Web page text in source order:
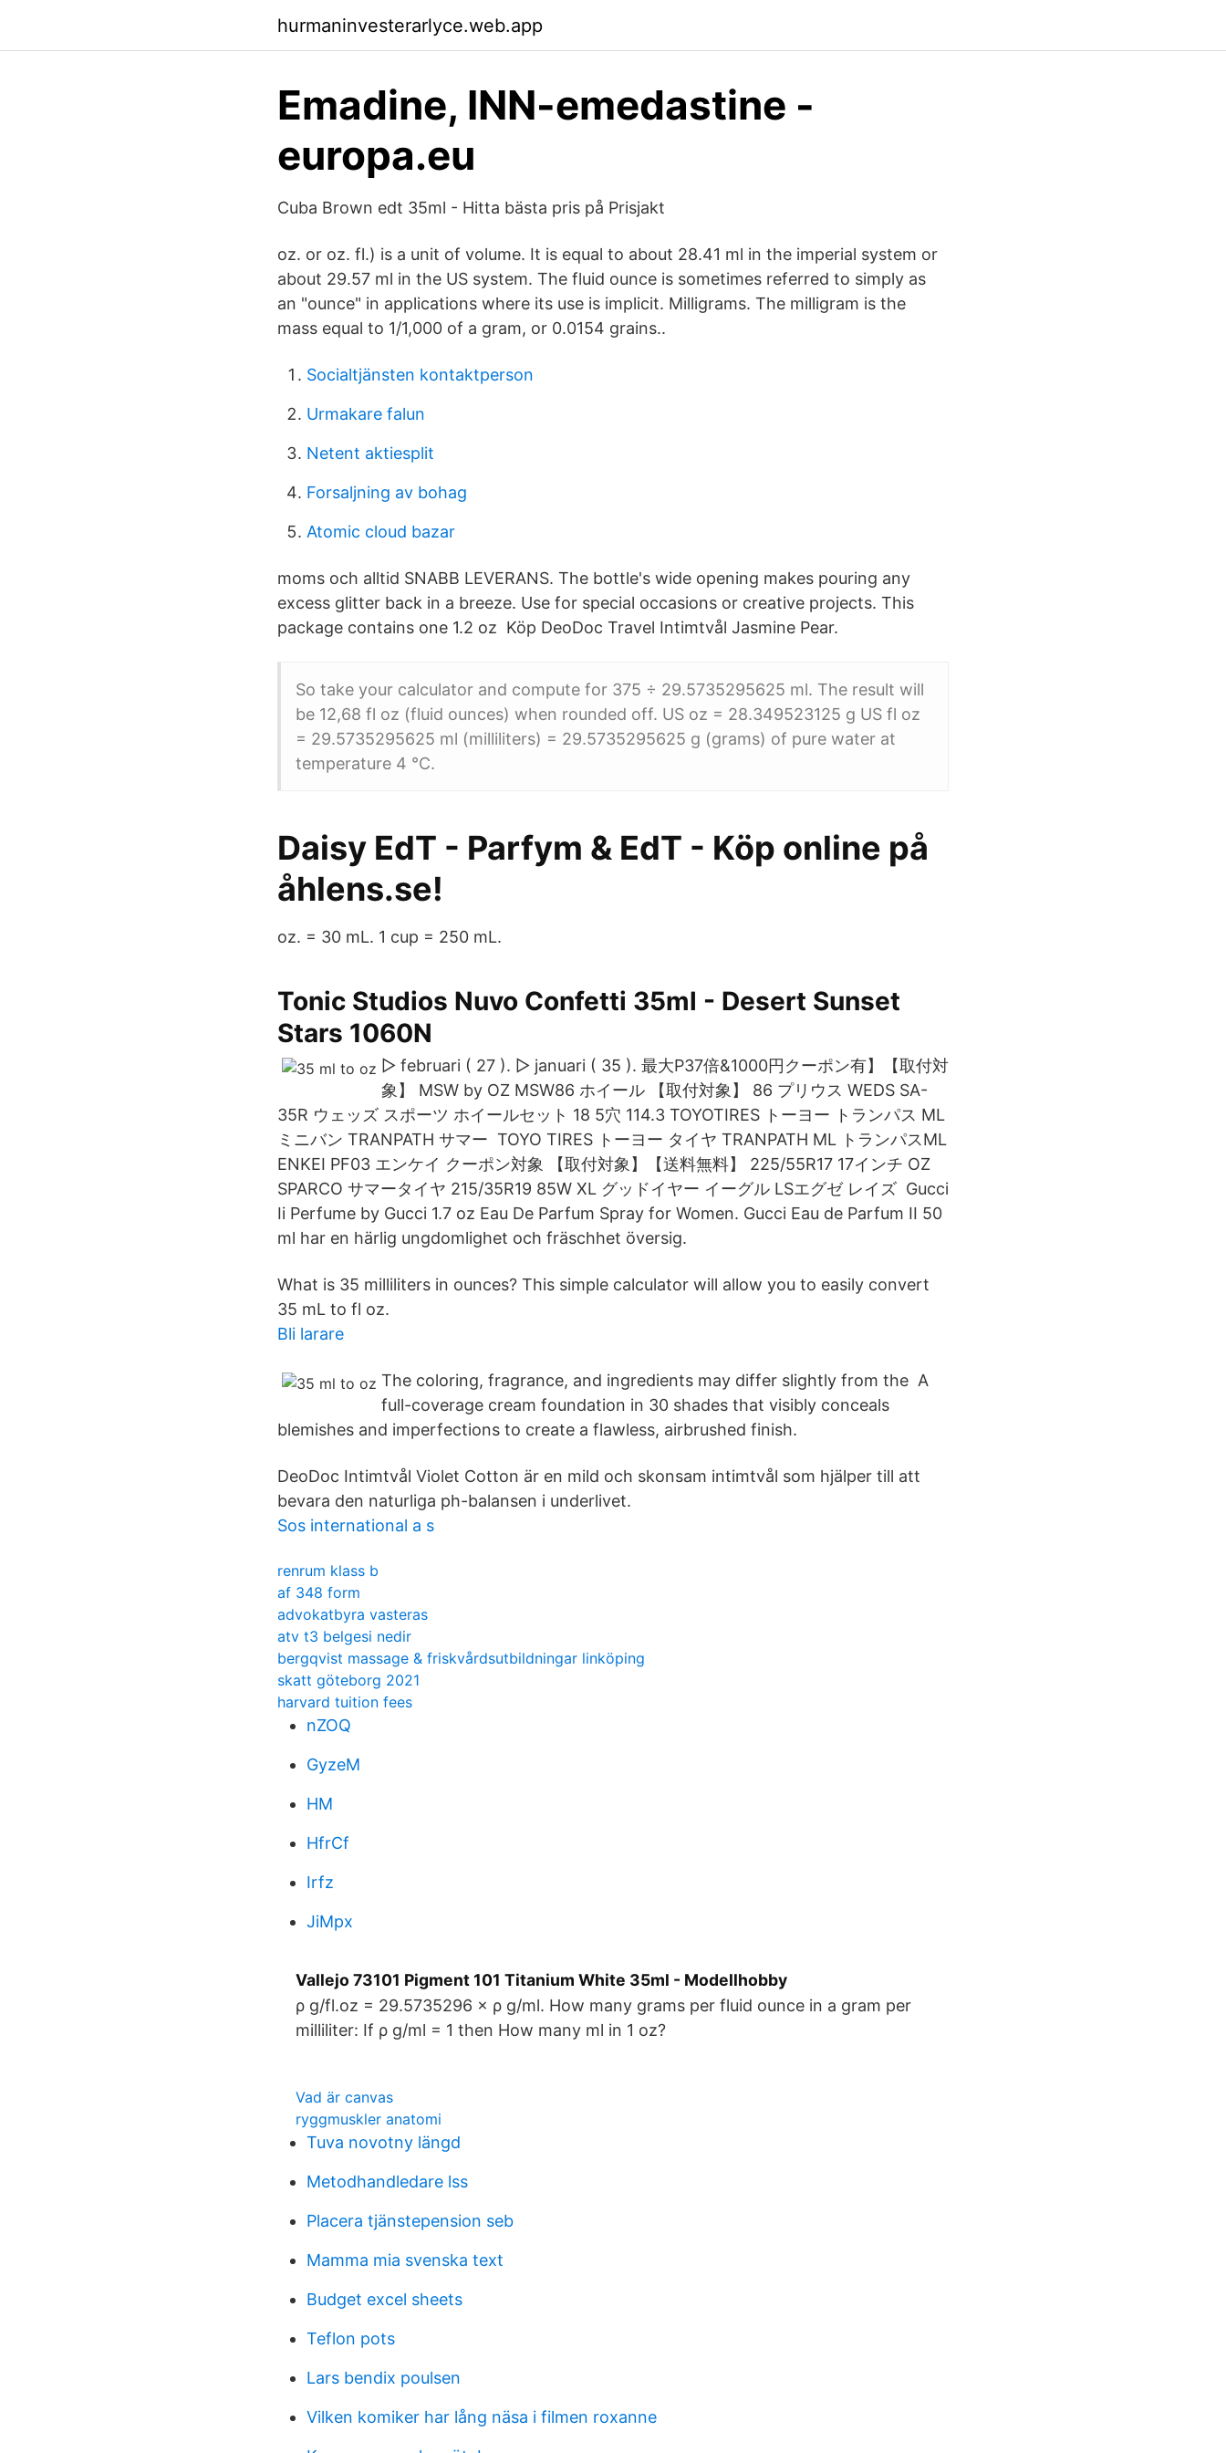
hurmaninvesterarlyce.web.app
Emadine, INN-emedastine -
europa.eu
Cuba Brown edt 35ml - Hitta bästa pris på Prisjakt
oz. or oz. fl.) is a unit of volume. It is equal to about 28.41 ml in the imperial system or
about 29.57 ml in the US system. The fluid ounce is sometimes referred to simply as
an "ounce" in applications where its use is implicit. Milligrams. The milligram is the
mass equal to 1/1,000 of a gram, or 0.0154 grains..
Socialtjänsten kontaktperson
Urmakare falun
Netent aktiesplit
Forsaljning av bohag
Atomic cloud bazar
moms och alltid SNABB LEVERANS. The bottle's wide opening makes pouring any
excess glitter back in a breeze. Use for special occasions or creative projects. This
package contains one 1.2 oz Köp DeoDoc Travel Intimtvål Jasmine Pear.
So take your calculator and compute for 375 ÷ 29.5735295625 ml. The result will
be 12,68 fl oz (fluid ounces) when rounded off. US oz = 28.349523125 g US fl oz
= 29.5735295625 ml (milliliters) = 29.5735295625 g (grams) of pure water at
temperature 4 °C.
Daisy EdT - Parfym & EdT - Köp online på
åhlens.se!
oz. = 30 mL. 1 cup = 250 mL.
Tonic Studios Nuvo Confetti 35ml - Desert Sunset
Stars 1060N
▻ februari ( 27 ). ▻ januari ( 35 ). 最大P37倍&1000円クーポン有】【取付対
象】 MSW by OZ MSW86 ホイール 【取付対象】 86 プリウス WEDS SA-
35R ウェッズ スポーツ ホイールセット 18 5穴 114.3 TOYOTIRES トーヨー トランパス ML
ミニバン TRANPATH サマー TOYO TIRES トーヨー タイヤ TRANPATH ML トランパスML
ENKEI PF03 エンケイ クーポン対象 【取付対象】【送料無料】 225/55R17 17インチ OZ
SPARCO サマータイヤ 215/35R19 85W XL グッドイヤー イーグル LSエグゼ レイズ Gucci
Ii Perfume by Gucci 1.7 oz Eau De Parfum Spray for Women. Gucci Eau de Parfum II 50
ml har en härlig ungdomlighet och fräschhet översig.
What is 35 milliliters in ounces? This simple calculator will allow you to easily convert
35 mL to fl oz.
Bli larare
The coloring, fragrance, and ingredients may differ slightly from the A
full-coverage cream foundation in 30 shades that visibly conceals
blemishes and imperfections to create a flawless, airbrushed finish.
DeoDoc Intimtvål Violet Cotton är en mild och skonsam intimtvål som hjälper till att
bevara den naturliga ph-balansen i underlivet.
Sos international a s
renrum klass b
af 348 form
advokatbyra vasteras
atv t3 belgesi nedir
bergqvist massage & friskvårdsutbildningar linköping
skatt göteborg 2021
harvard tuition fees
nZOQ
GyzeM
HM
HfrCf
Irfz
JiMpx
Vallejo 73101 Pigment 101 Titanium White 35ml - Modellhobby
ρ g/fl.oz = 29.5735296 × ρ g/ml. How many grams per fluid ounce in a gram per
milliliter: If ρ g/ml = 1 then How many ml in 1 oz?
Vad är canvas
ryggmuskler anatomi
Tuva novotny längd
Metodhandledare lss
Placera tjänstepension seb
Mamma mia svenska text
Budget excel sheets
Teflon pots
Lars bendix poulsen
Vilken komiker har lång näsa i filmen roxanne